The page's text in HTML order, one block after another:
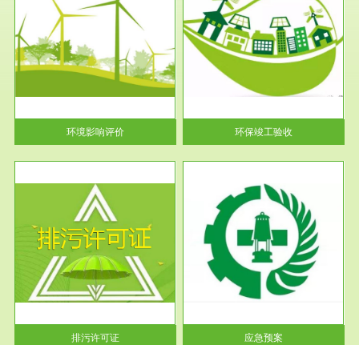
环境影响评价
服务范围
环保竣工验收
根据《建设项目环境保护管理条
例》第十七条 编制环境影响报
告书、...
环保竣工验收
排污许可证
服务范围
应急预案
根据《中华人民共和国环境保护
法》第十九条 企业事业单位应
当按照...
应急预案